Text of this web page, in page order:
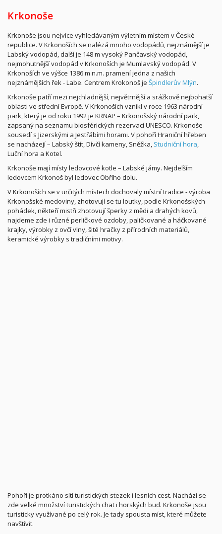
Krkonoše
Krkonoše jsou nejvíce vyhledávaným výletním místem v České
republice. V Krkonoších se nalézá mnoho vodopádů, nejznámější je
Labský vodopád, další je 148 m vysoký Pančavský vodopád,
nejmohutnější vodopád v Krkonoších je Mumlavský vodopád. V
Krkonoších ve výšce 1386 m n.m. pramení jedna z našich
nejznámějších řek - Labe. Centrem Krokonoš je Špindlerův Mlýn.
Krkonoše patří mezi nejchladnější, největrnější a srážkově nejbohatší
oblasti ve střední Evropě. V Krkonoších vznikl v roce 1963 národní
park, který je od roku 1992 je KRNAP – Krkonošský národní park,
zapsaný na seznamu biosférických rezervací UNESCO. Krkonoše
sousedí s Jizerskými a Jestřábími horami. V pohoří Hraniční hřeben
se nacházejí – Labský štít, Dívčí kameny, Sněžka, Studniční hora,
Luční hora a Kotel.
Krkonoše mají místy ledovcové kotle – Labské jámy. Nejdelším
ledovcem Krkonoš byl ledovec Obřího dolu.
V Krkonoších se v určitých místech dochovaly místní tradice - výroba
Krkonošské medoviny, zhotovují se tu loutky, podle Krkonošských
pohádek, někteří mistři zhotovují šperky z mědi a drahých kovů,
najdeme zde i různé perličkové ozdoby, paličkované a háčkované
krajky, výrobky z ovčí vlny, šité hračky z přírodních materiálů,
keramické výrobky s tradičními motivy.
Pohoří je protkáno sítí turistických stezek i lesních cest. Nachází se
zde velké množství turistických chat i horských bud. Krkonoše jsou
turisticky využívané po celý rok. Je tady spousta míst, které můžete
navštívit.